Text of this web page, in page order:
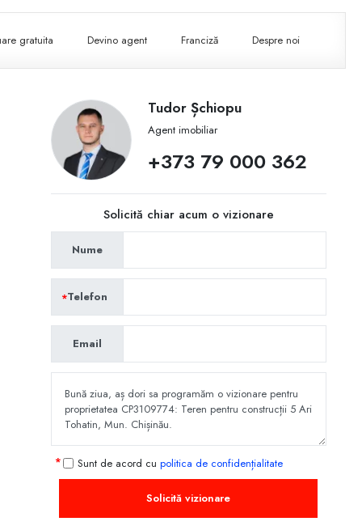
gratuita Devino agent Franciză Despre noi
Tudor Șchiopu
Agent imobiliar
+373 79 000 362
Solicită chiar acum o vizionare
Nume
Telefon
Email
Sunt de acord cu politica de confidențialitate
Solicită vizionare